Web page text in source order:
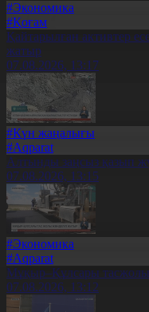
#Экономика
#Қоғам
Қайтарылған активтер
жатыр
07.08.2026, 13:17
#Күн жаңалығы
#Aqparat
Алтынды заңсыз қазып
07.08.2026, 13:15
#Экономика
#Aqparat
Мұқыр–Құлсары
07.08.2026, 13:12